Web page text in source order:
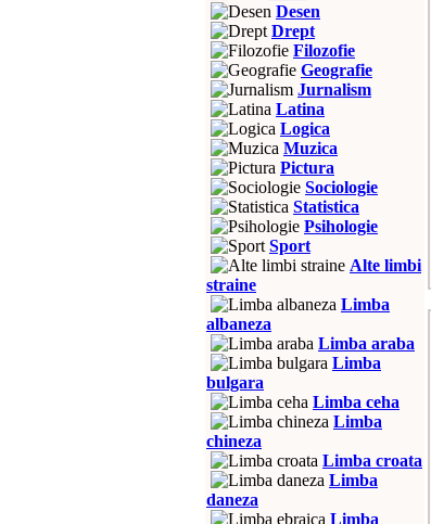
Desen
Drept
Filozofie
Geografie
Jurnalism
Latina
Logica
Muzica
Pictura
Sociologie
Statistica
Psihologie
Sport
Alte limbi
straine
Limba
albaneza
Limba araba
Limba
bulgara
Limba ceha
Limba
chineza
Limba croata
Limba
daneza
Limba